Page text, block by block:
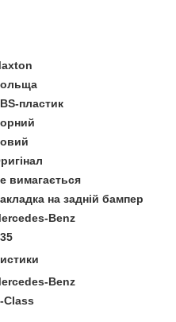
пластик
вимагається
на задній бампер
Benz
Benz
Class